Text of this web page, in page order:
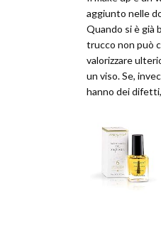
aggiunto nelle
Quando si è già
trucco non può
valorizzare
un viso. Se,
hanno dei